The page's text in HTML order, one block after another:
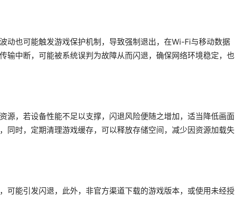
动也可能触发游戏保护机制，导致强制退出，在Wi-Fi与移动数据
输中断，可能被系统误判为故障从而闪退，确保网络环境稳定，也
源，若设备性能不足以支撑，闪退风险便随之增加，适当降低画面
同时，定期清理游戏缓存，可以释放存储空间，减少因资源加载失
可能引发闪退，此外，非官方渠道下载的游戏版本，或使用未经授